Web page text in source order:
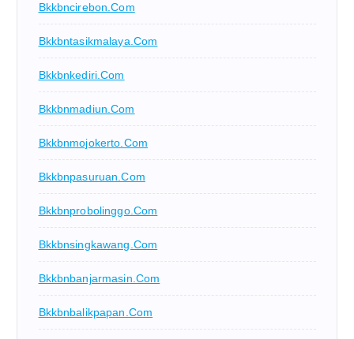
Bkkbncirebon.com
Bkkbntasikmalaya.com
Bkkbnkediri.com
Bkkbnmadiun.com
Bkkbnmojokerto.com
Bkkbnpasuruan.com
Bkkbnprobolinggo.com
Bkkbnsingkawang.com
Bkkbnbanjarmasin.com
Bkkbnbalikpapan.com